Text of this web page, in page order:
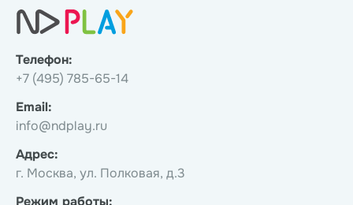
Телефон:
+7 (495) 785-65-14
Email:
info@ndplay.ru
Адрес:
г. Москва, ул. Полковая, д.3
Режим работы: